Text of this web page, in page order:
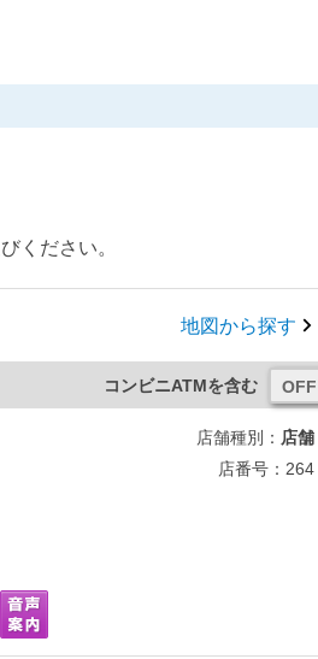
ください。
地図から探す
コンビニATMを含む
店舗種別： 店舗
店番号：264